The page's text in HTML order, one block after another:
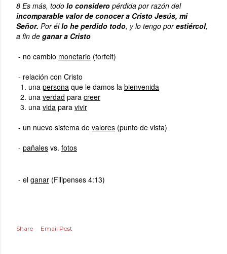
8 Es más, todo lo considero pérdida por razón del
incomparable valor de conocer a Cristo Jesús, mi
Señor. Por éllo he perdido todo, y lo tengo porestiércol,
a fin de ganar a Cristo
- no cambio monetario (forfeit)
- relación con Cristo
1. una persona que le damos la bienvenida
2. una verdad para creer
3. una vida para vivir
- un nuevo sistema de valores (punto de vista)
- pañales vs. fotos
- el ganar (Filipenses 4:13)
Share Email Post